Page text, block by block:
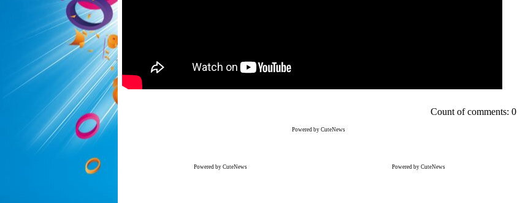
Count of comments: 0
Powered by CuteNews
Powered by CuteNews Powered by CuteNews